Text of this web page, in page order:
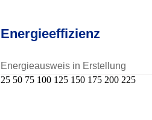
Energieeffizienz
Energieausweis in Erstellung
25 50 75 100 125 150 175 200 225